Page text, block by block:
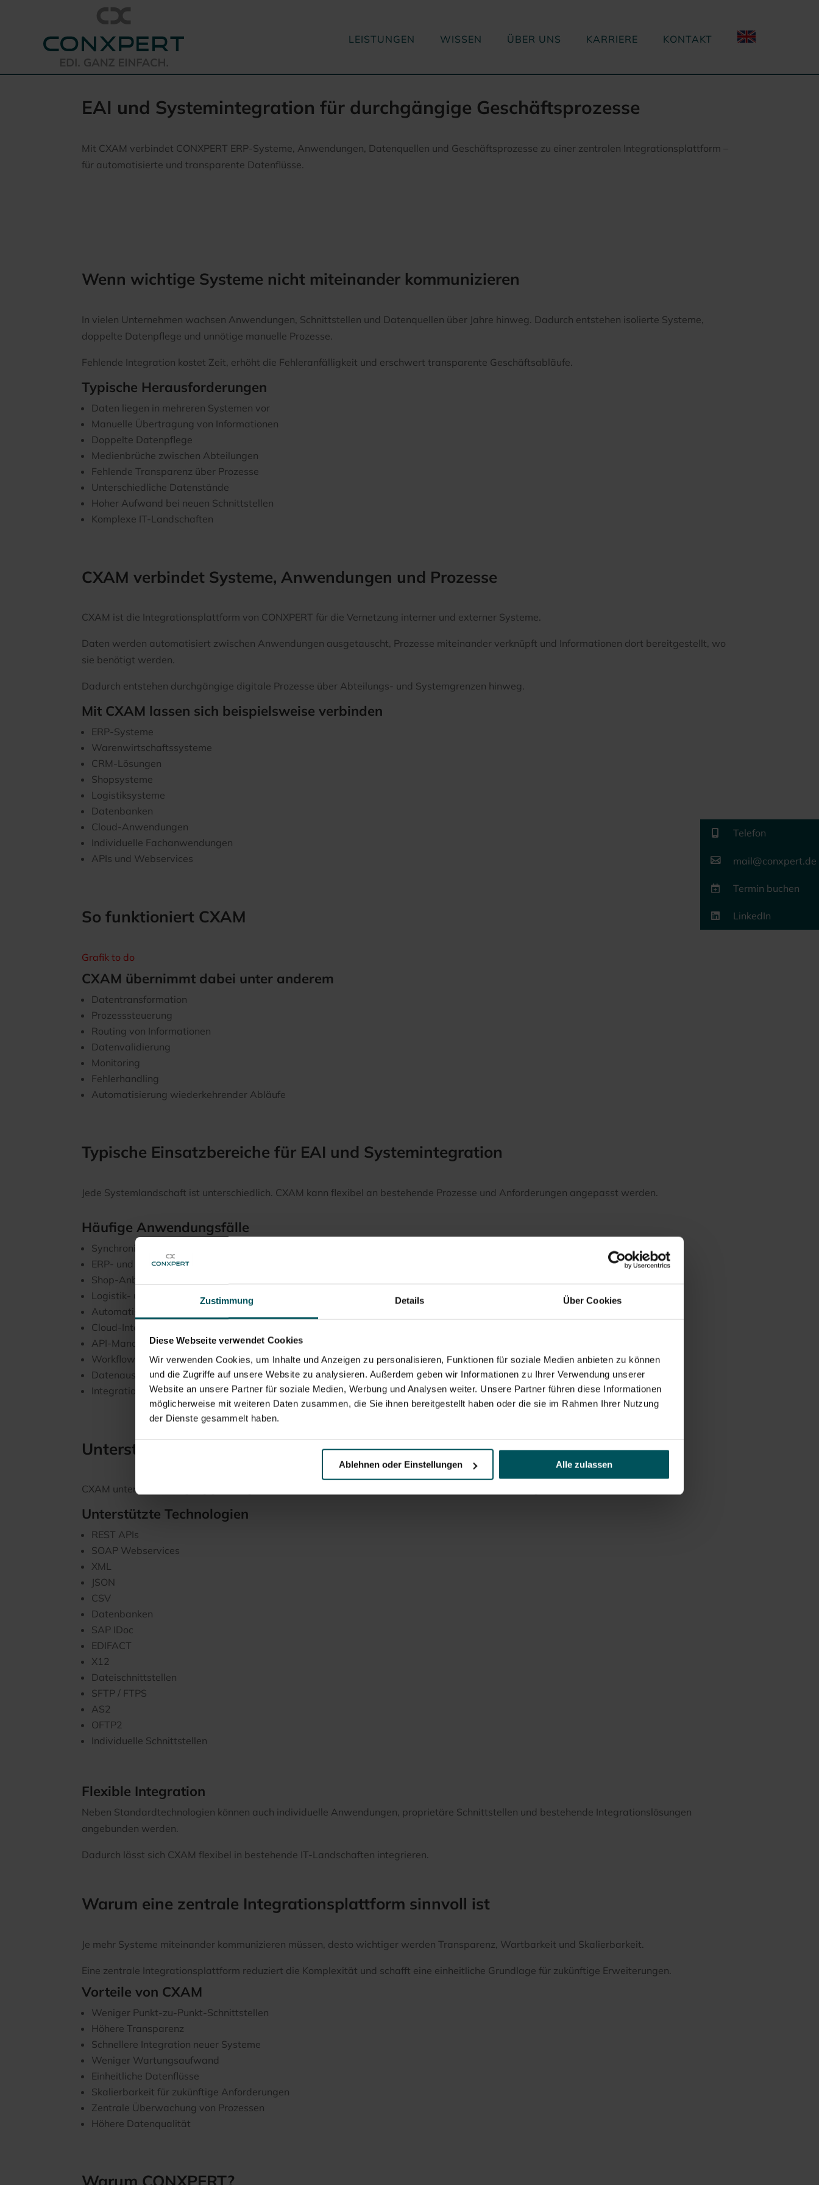
Zustimmung Details Über Cookies
Diese Webseite verwendet Cookies
Wir verwenden Cookies, um Inhalte und Anzeigen zu personalisieren, Funktionen für soziale Medien anbieten zu können
und die Zugriffe auf unsere Website zu analysieren. Außerdem geben wir Informationen zu Ihrer Verwendung unserer
Website an unsere Partner für soziale Medien, Werbung und Analysen weiter. Unsere Partner führen diese Informationen
möglicherweise mit weiteren Daten zusammen, die Sie ihnen bereitgestellt haben oder die sie im Rahmen Ihrer Nutzung
der Dienste gesammelt haben.
Ablehnen oder Einstellungen Alle zulassen
LEISTUNGEN WISSEN ÜBER UNS KARRIERE KONTAKT
EAI und Systemintegration für durchgängige Geschäftsprozesse
Mit CXAM verbindet CONXPERT ERP-Systeme, Anwendungen, Datenquellen und Geschäftsprozesse zu einer zentralen Integrationsplattform –
für automatisierte und transparente Datenflüsse.
Wenn wichtige Systeme nicht miteinander kommunizieren
In vielen Unternehmen wachsen Anwendungen, Schnittstellen und Datenquellen über Jahre hinweg. Dadurch entstehen isolierte Systeme,
doppelte Datenpflege und unnötige manuelle Prozesse.
Fehlende Integration kostet Zeit, erhöht die Fehleranfälligkeit und erschwert transparente Geschäftsabläufe.
Typische Herausforderungen
Daten liegen in mehreren Systemen vor
Manuelle Übertragung von Informationen
Doppelte Datenpflege
Medienbrüche zwischen Abteilungen
Fehlende Transparenz über Prozesse
Unterschiedliche Datenstände
Hoher Aufwand bei neuen Schnittstellen
Komplexe IT-Landschaften
CXAM verbindet Systeme, Anwendungen und Prozesse
CXAM ist die Integrationsplattform von CONXPERT für die Vernetzung interner und externer Systeme.
Daten werden automatisiert zwischen Anwendungen ausgetauscht, Prozesse miteinander verknüpft und Informationen dort bereitgestellt, wo
sie benötigt werden.
Dadurch entstehen durchgängige digitale Prozesse über Abteilungs- und Systemgrenzen hinweg.
Mit CXAM lassen sich beispielsweise verbinden
ERP-Systeme
Warenwirtschaftssysteme
CRM-Lösungen
Shopsysteme
Logistiksysteme
Datenbanken
Cloud-Anwendungen
Individuelle Fachanwendungen
APIs und Webservices
So funktioniert CXAM
Grafik to do
CXAM übernimmt dabei unter anderem
Datentransformation
Prozesssteuerung
Routing von Informationen
Datenvalidierung
Monitoring
Fehlerhandling
Automatisierung wiederkehrender Abläufe
Typische Einsatzbereiche für EAI und Systemintegration
Jede Systemlandschaft ist unterschiedlich. CXAM kann flexibel an bestehende Prozesse und Anforderungen angepasst werden.
Häufige Anwendungsfälle
Synchronisation von Kundenstammdaten
ERP- und CRM-Integration
Shop-Anbindungen
Logistik- und Versandprozesse
Automatisierte Datenverteilung
Cloud-Integration
API-Management
Workflow-Automatisierung
Datenaustausch zwischen Standorten
Integration individueller Anwendungen
Unterstütze Technologien und Schnittstellen
CXAM unterstützt alle gängigen Integrationsstandards, Schnittstellenarten und Kommunikationswege.
Unterstützte Technologien
REST APIs
SOAP Webservices
XML
JSON
CSV
Datenbanken
SAP IDoc
EDIFACT
X12
Dateischnittstellen
SFTP / FTPS
AS2
OFTP2
Individuelle Schnittstellen
Flexible Integration
Neben Standardtechnologien können auch individuelle Anwendungen, proprietäre Schnittstellen und bestehende Integrationslösungen
angebunden werden.
Dadurch lässt sich CXAM flexibel in bestehende IT-Landschaften integrieren.
Warum eine zentrale Integrationsplattform sinnvoll ist
Je mehr Systeme miteinander kommunizieren müssen, desto wichtiger werden Transparenz, Wartbarkeit und Skalierbarkeit.
Eine zentrale Integrationsplattform reduziert die Komplexität und schafft eine einheitliche Grundlage für zukünftige Erweiterungen.
Vorteile von CXAM
Weniger Punkt-zu-Punkt-Schnittstellen
Höhere Transparenz
Schnellere Integration neuer Systeme
Weniger Wartungsaufwand
Einheitliche Datenflüsse
Skalierbarkeit für zukünftige Anforderungen
Zentrale Überwachung von Prozessen
Höhere Datenqualität
Telefon
mail@conxpert.de
Termin buchen
LinkedIn